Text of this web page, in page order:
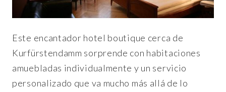
Este encantador hotel boutique cerca de
Kurfürstendamm sorprende con habitaciones
amuebladas individualmente y un servicio
personalizado que va mucho más allá de lo